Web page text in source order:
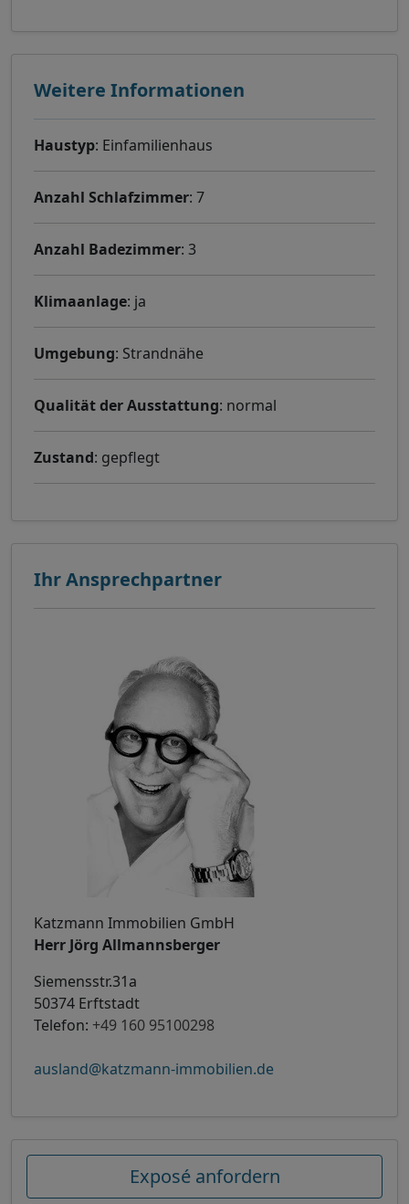
Weitere Informationen
Haustyp: Einfamilienhaus
Anzahl Schlafzimmer: 7
Anzahl Badezimmer: 3
Klimaanlage: ja
Umgebung: Strandnähe
Qualität der Ausstattung: normal
Zustand: gepflegt
Ihr Ansprechpartner
Katzmann Immobilien GmbH
Herr Jörg Allmannsberger
Siemensstr.31a
50374 Erftstadt
Telefon: +49 160 95100298
ausland@katzmann-immobilien.de
Exposé anfordern